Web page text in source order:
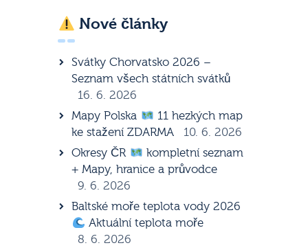
Nové články
Svátky Chorvatsko 2026 –
Seznam všech státních svátků
16. 6. 2026
Mapy Polska
11 hezkých map
ke stažení ZDARMA
10. 6. 2026
Okresy ČR
kompletní seznam
+ Mapy, hranice a průvodce
9. 6. 2026
Baltské moře teplota vody 2026
Aktuální teplota moře
8. 6. 2026